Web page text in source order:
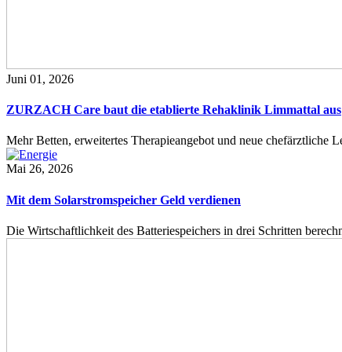
Juni 01, 2026
ZURZACH Care baut die etablierte Rehaklinik Limmattal aus
Mehr Betten, erweitertes Therapieangebot und neue
Mai 26, 2026
Mit dem Solarstromspeicher Geld verdienen
Die Wirtschaftlichkeit des Batteriespeichers in drei Schritten